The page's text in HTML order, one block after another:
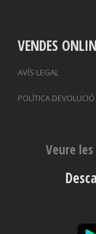
VENDES
AVÍS LEGAL
POLÍTICA DEVOLUCIÓ
Veure